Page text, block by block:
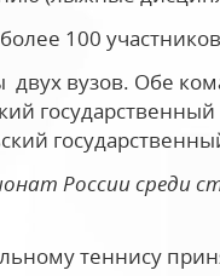
100
двух вузов. Обе
России среди
теннису